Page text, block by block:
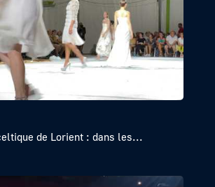
de Lorient : dans les...